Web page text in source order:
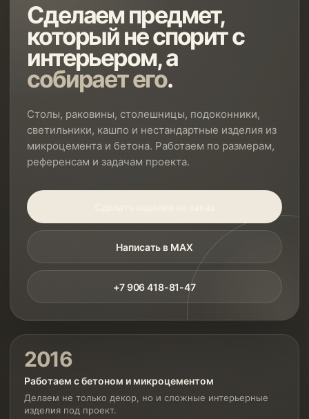
Сделаем предмет,
который не спорит с
интерьером, а
собирает его.
Столы, раковины, столешницы, подоконники,
светильники, кашпо и нестандартные изделия из
микроцемента и бетона. Работаем по размерам,
референсам и задачам проекта.
Написать в MAX
+7 906 418-81-47
2016
Работаем с бетоном и микроцементом
Делаем не только декор, но и сложные интерьерные
изделия под проект.